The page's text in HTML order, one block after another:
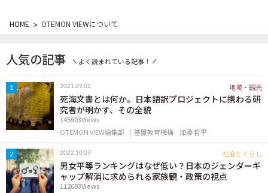
地域・観光
OTEMON VIEWについて
サイトポリシー
HOME > OTEMON VIEWについて
人気の記事 よく読まれている記事！
1 2021.09.02 地域・観光
死海文書とは何か。日本語訳プロジェクトに携わる研
究者が明かす、その全貌
145903Views
OTEMON VIEW編集部
基盤教育機構 加藤 哲平
2 2022.10.07 社会とくらし
男女平等ランキングはなぜ低い？日本のジェンダーギ
ャップ解消に求められる家族観・政策の視点
112683Views